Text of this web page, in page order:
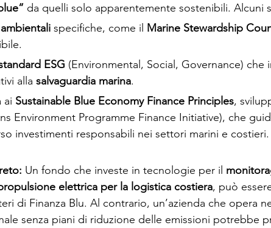
da quelli solo apparentemente sostenibili. Alcuni
specifiche, come il Marine Stewardship
ESG (Environmental, Social, Governance) che
alla salvaguardia marina.
ai Sustainable Blue Economy Finance Principles,
Environment Programme Finance Initiative), che
investimenti responsabili nei settori marini e costieri.
Un fondo che investe in tecnologie per il
elettrica per la logistica costiera, può
di Finanza Blu. Al contrario, un’azienda che opera
senza piani di riduzione delle emissioni potrebbe